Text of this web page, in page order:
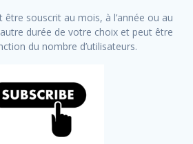
souscrit au mois, à l’année ou au
durée de votre choix et peut être
du nombre d’utilisateurs.